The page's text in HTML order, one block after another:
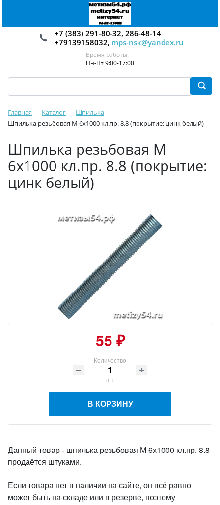
+7 (383) 291-80-32, 286-48-14
+79139158032, mps-nsk@yandex.ru
Время работы:
Пн-Пт 9:00-17:00
Главная Каталог
Шпилька
Шпилька резьбовая М 6х1000 кл.пр. 8.8 (покрытие: цинк белый)
Шпилька резьбовая М
6х1000 кл.пр. 8.8 (покрытие:
цинк белый)
55 ₽
Количество
шт
В КОРЗИНУ
Данный товар - шпилька резьбовая М 6х1000 кл.пр. 8.8
продаётся штуками.
Если товара нет в наличии на сайте, он всё равно
может быть на складе или в резерве, поэтому